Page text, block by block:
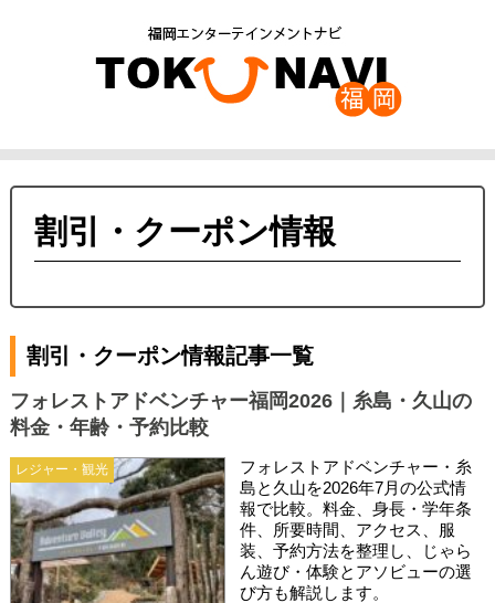
割引・クーポン情報
割引・クーポン情報記事一覧
レジャー・観光
フォレストアドベンチャー福岡2026｜糸島・久山の
料金・年齢・予約比較
フォレストアドベンチャー・糸
島と久山を2026年7月の公式情
報で比較。料金、身長・学年条
件、所要時間、アクセス、服
装、予約方法を整理し、じゃら
ん遊び・体験とアソビューの選
び方も解説します。